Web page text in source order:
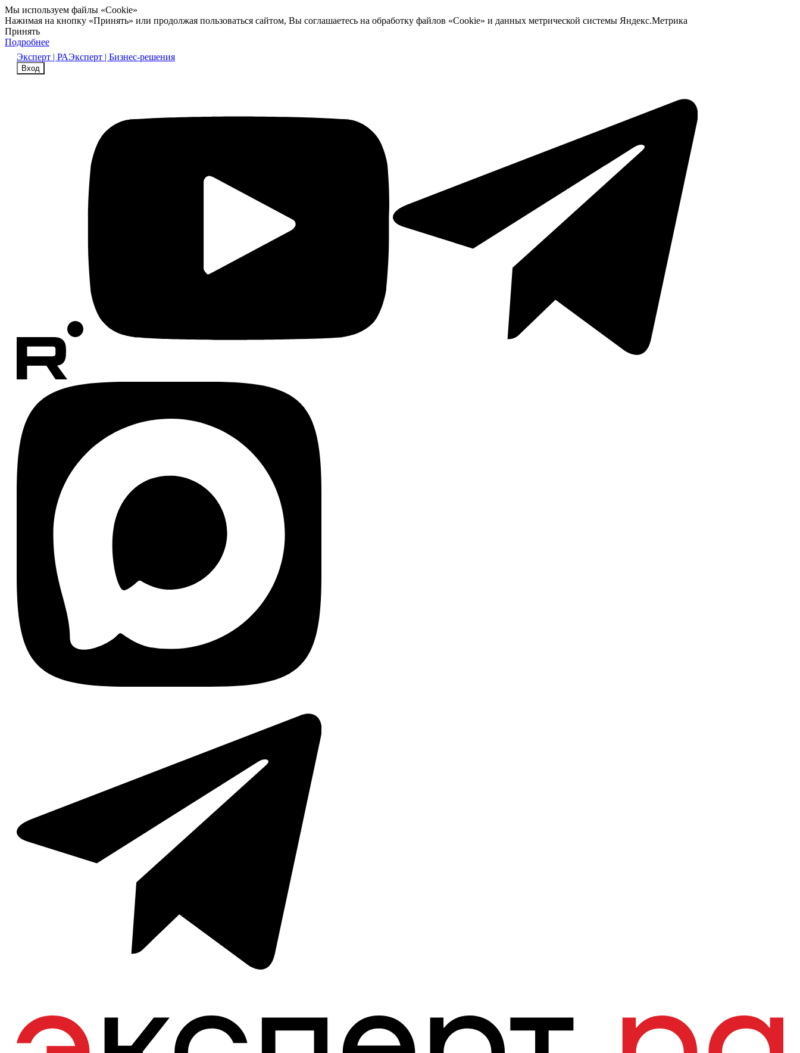
Мы используем файлы «Cookie»
Нажимая на кнопку «Принять» или продолжая пользоваться сайтом, Вы соглашаетесь на обработку файлов «Cookie» и данных метрической системы Яндекс.Метрика
Принять
Подробнее
Эксперт | РАЭксперт | Бизнес-решения
Вход